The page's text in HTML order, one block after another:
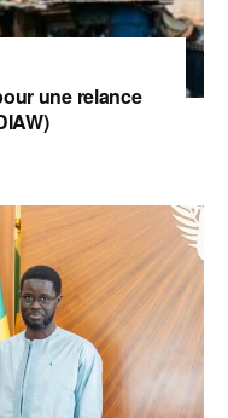
une relance